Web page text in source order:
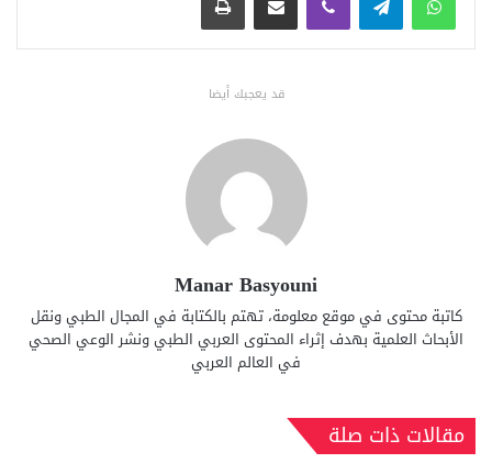
قد يعجبك أيضا
Manar Basyouni
كاتبة محتوى في موقع معلومة، تهتم بالكتابة في المجال الطبي ونقل
الأبحاث العلمية بهدف إثراء المحتوى العربي الطبي ونشر الوعي الصحي
في العالم العربي
مقالات ذات صلة